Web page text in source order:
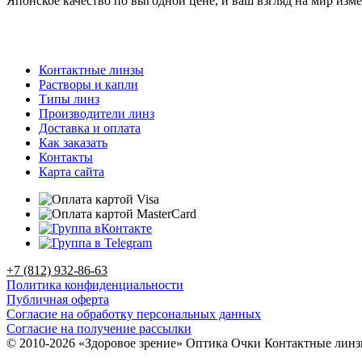
Контактные линзы
Растворы и капли
Типы линз
Производители линз
Доставка и оплата
Как заказать
Контакты
Карта сайта
+7 (812) 932-86-63
Политика конфиденциальности
Публичная оферта
Согласие на обработку персональных данных
Согласие на получение рассылки
© 2010-2026 «Здоровое зрение» Оптика Очки Контактные